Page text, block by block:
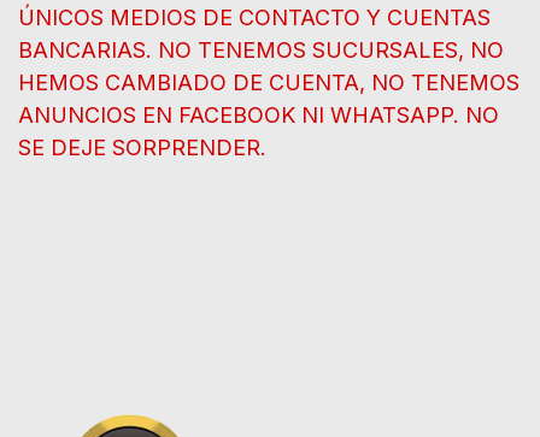
ÚNICOS MEDIOS DE CONTACTO Y CUENTAS
BANCARIAS. NO TENEMOS SUCURSALES, NO
HEMOS CAMBIADO DE CUENTA, NO TENEMOS
ANUNCIOS EN FACEBOOK NI WHATSAPP. NO
SE DEJE SORPRENDER.